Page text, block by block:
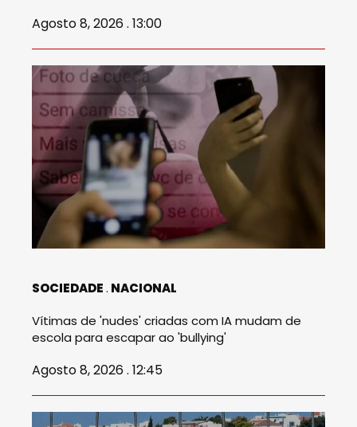
Agosto 8, 2026 . 13:00
SOCIEDADE NACIONAL
Vítimas de 'nudes' criadas com IA mudam de
escola para escapar ao 'bullying'
Agosto 8, 2026 . 12:45